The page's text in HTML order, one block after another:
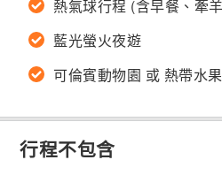
熱氣球行程 (含早餐、牽
藍光螢火夜遊
可倫賓動物園 或 熱帶水
行程不包含